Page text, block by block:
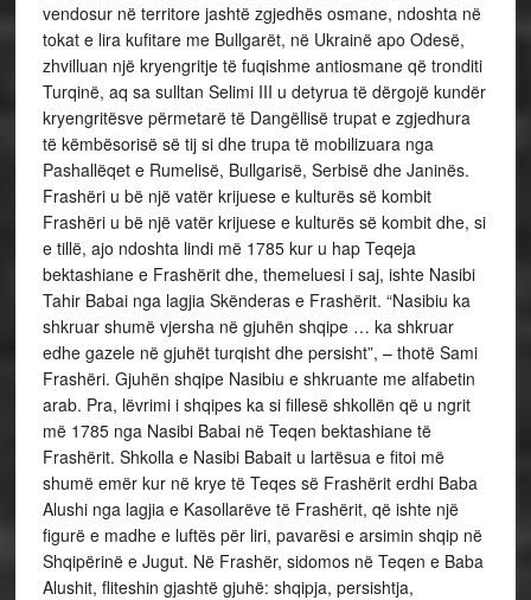
vendosur në territore jashtë zgjedhës osmane, ndoshta në
tokat e lira kufitare me Bullgarët, në Ukrainë apo Odesë,
zhvilluan një kryengritje të fuqishme antiosmane që tronditi
Turqinë, aq sa sulltan Selimi III u detyrua të dërgojë kundër
kryengritësve përmetarë të Dangëllisë trupat e zgjedhura
të këmbësorisë së tij si dhe trupa të mobilizuara nga
Pashallëqet e Rumelisë, Bullgarisë, Serbisë dhe Janinës.
Frashëri u bë një vatër krijuese e kulturës së kombit
Frashëri u bë një vatër krijuese e kulturës së kombit dhe, si
e tillë, ajo ndoshta lindi më 1785 kur u hap Teqeja
bektashiane e Frashërit dhe, themeluesi i saj, ishte Nasibi
Tahir Babai nga lagjia Skënderas e Frashërit. “Nasibiu ka
shkruar shumë vjersha në gjuhën shqipe … ka shkruar
edhe gazele në gjuhët turqisht dhe persisht”, – thotë Sami
Frashëri. Gjuhën shqipe Nasibiu e shkruante me alfabetin
arab. Pra, lëvrimi i shqipes ka si fillesë shkollën që u ngrit
më 1785 nga Nasibi Babai në Teqen bektashiane të
Frashërit. Shkolla e Nasibi Babait u lartësua e fitoi më
shumë emër kur në krye të Teqes së Frashërit erdhi Baba
Alushi nga lagjia e Kasollarëve të Frashërit, që ishte një
figurë e madhe e luftës për liri, pavarësi e arsimin shqip në
Shqipërinë e Jugut. Në Frashër, sidomos në Teqen e Baba
Alushit, fliteshin gjashtë gjuhë: shqipja, persishtja,